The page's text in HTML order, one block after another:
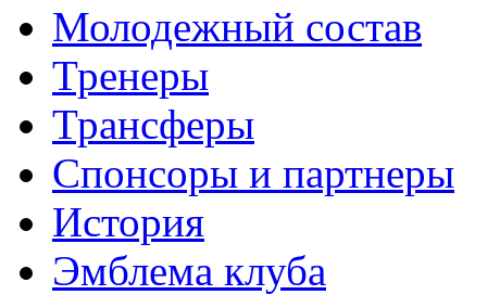
Молодежный состав
Тренеры
Трансферы
Спонсоры и партнеры
История
Эмблема клуба